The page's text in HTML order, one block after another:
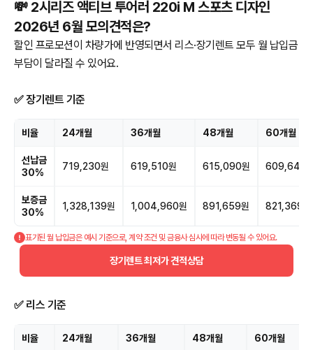
💸 2시리즈 액티브 투어러 220i M 스포츠 디자인
2026년 6월 모의견적은?
할인 프로모션이 차량가에 반영되면서 리스·장기렌트 모두 월 납입금
부담이 달라질 수 있어요.
✅ 장기렌트 기준
비율 24개월 36개월 48개월 60개월
선납금
30%
719,230원 619,510원 615,090원 609,640
보증금
30%
1,328,139원 1,004,960원 891,659원 821,369원
표기된 월 납입금은 예시 기준으로, 계약 조건 및 금융사 심사에 따라 변동될 수 있어요.
장기렌트 최저가 견적상담
✅ 리스 기준
비율 24개월 36개월 48개월 60개월